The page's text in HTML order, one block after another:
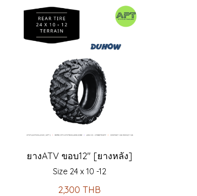
ยางATV ขอบ12" [ยางหลัง]
Size 24 x 10 -12
2,300 THB